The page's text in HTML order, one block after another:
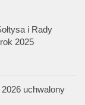
i Rady
2025
uchwalony